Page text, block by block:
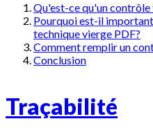
Qu'est-ce qu'un contrôle
Pourquoi est-il
technique vierge PDF?
Comment remplir un
Conclusion
Traçabilité